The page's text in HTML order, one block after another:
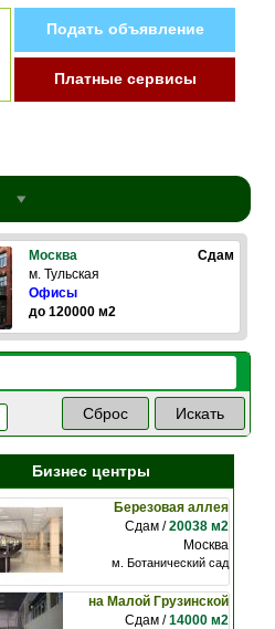
Подать объявление
Платные сервисы
Москва
Сдам
м. Тульская
Офисы
до 120000 м2
Бизнес центры
Березовая аллея
Сдам /20038 м2
Москва
м. Ботанический сад
на Малой Грузинской
Сдам /14000 м2